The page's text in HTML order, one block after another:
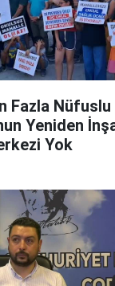
Fazla
Yeniden
Yok